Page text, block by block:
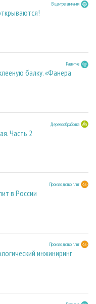
В центре внимания
Развитие
балку. «Фанера
Деревообработка
Часть 2
Производство плит
в России
Производство плит
инжиниринг